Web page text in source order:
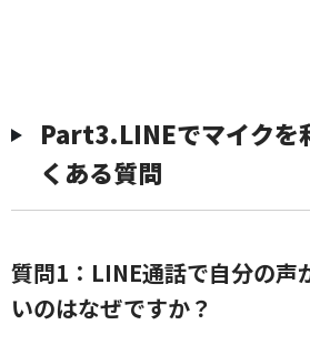
Part3.LINEでマイクを
くある質問
質問1：LINE通話で自分の声
いのはなぜですか？